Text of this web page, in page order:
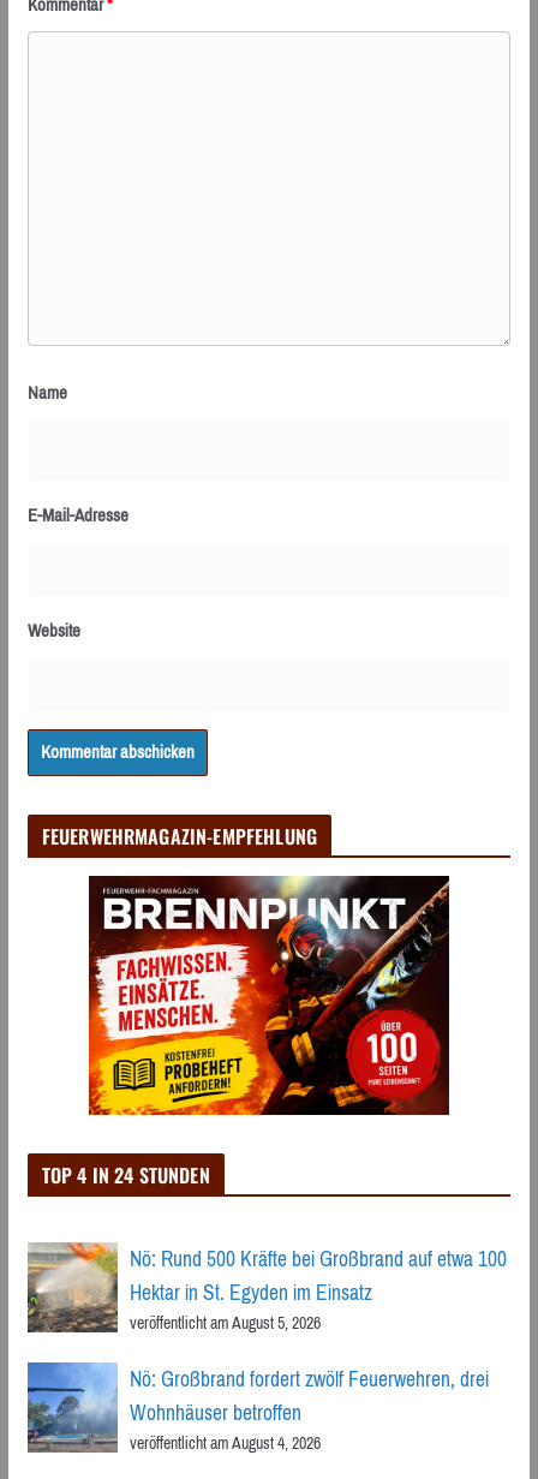
Name
E-Mail-Adresse
Website
FEUERWEHRMAGAZIN-EMPFEHLUNG
TOP 4 IN 24 STUNDEN
Nö: Rund 500 Kräfte bei Großbrand auf etwa 100
Hektar in St. Egyden im Einsatz
veröffentlicht am August 5, 2026
Nö: Großbrand fordert zwölf Feuerwehren, drei
Wohnhäuser betroffen
veröffentlicht am August 4, 2026